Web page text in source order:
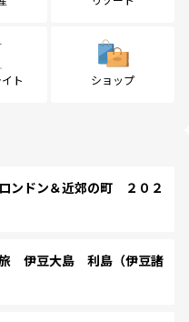
ト ショップ
ドン＆近郊の町 ２０２
伊豆大島 利島（伊豆諸